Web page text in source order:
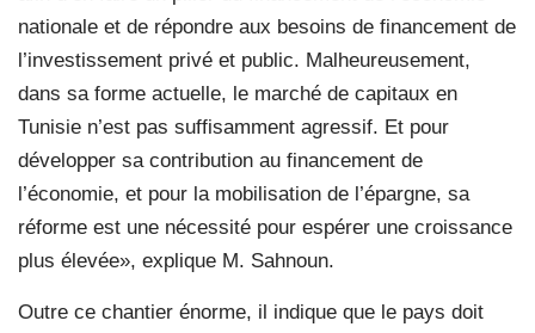
nationale et de répondre aux besoins de financement de
l’investissement privé et public. Malheureusement,
dans sa forme actuelle, le marché de capitaux en
Tunisie n’est pas suffisamment agressif. Et pour
développer sa contribution au financement de
l’économie, et pour la mobilisation de l’épargne, sa
réforme est une nécessité pour espérer une croissance
plus élevée», explique M. Sahnoun.
Outre ce chantier énorme, il indique que le pays doit